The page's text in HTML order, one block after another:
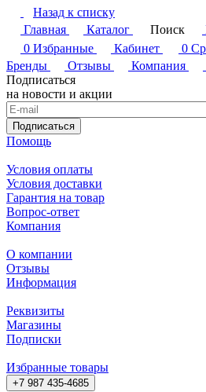
Назад к списку
Главная
Каталог Поиск
0 Избранные Кабинет 0
Бренды
Отзывы Компания
Подписаться
на новости и акции
Подписаться
Помощь
Условия оплаты
Условия доставки
Гарантия на товар
Вопрос-ответ
Компания
О компании
Отзывы
Информация
Реквизиты
Магазины
Подписки
Избранные товары
+7 987 435-4685